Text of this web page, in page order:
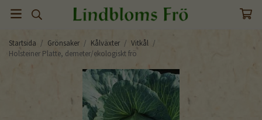
Startsida / Grönsaker / Kålväxter / Vitkål /
Holsteiner Platte, demeter/ekologiskt frö